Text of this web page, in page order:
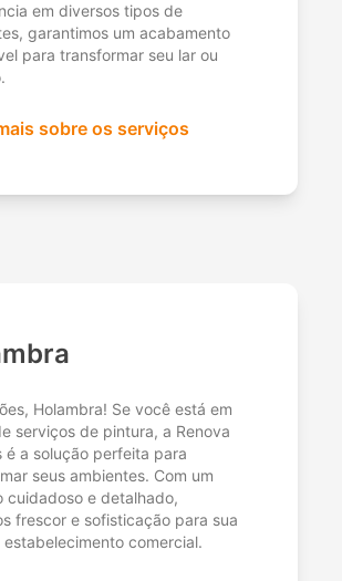
em diversos tipos de
garantimos um acabamento
para transformar seu lar ou
sobre os serviços
Holambra! Se você está em
serviços de pintura, a Renova
é a solução perfeita para
seus ambientes. Com um
cuidadoso e detalhado,
frescor e sofisticação para sua
estabelecimento comercial.